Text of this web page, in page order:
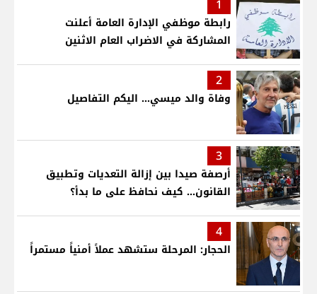
1
رابطة موظفي الإدارة العامة أعلنت
المشاركة في الاضراب العام الاثنين
2
وفاة والد ميسي... اليكم التفاصيل
3
أرصفة صيدا بين إزالة التعديات وتطبيق
القانون... كيف نحافظ على ما بدأ؟
4
الحجار: المرحلة ستشهد عملاً أمنياً مستمراً